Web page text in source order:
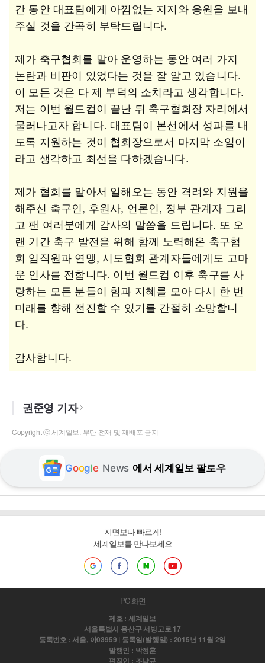
간 동안 대표팀에게 아낌없는 지지와 응원을 보내
주실 것을 간곡히 부탁드립니다.
제가 축구협회를 맡아 운영하는 동안 여러 가지
논란과 비판이 있었다는 것을 잘 알고 있습니다.
이 모든 것은 다 제 부덕의 소치라고 생각합니다.
저는 이번 월드컵이 끝난 뒤 축구협회장 자리에서
물러나고자 합니다. 대표팀이 본선에서 성과를 내
도록 지원하는 것이 협회장으로서 마지막 소임이
라고 생각하고 최선을 다하겠습니다.
제가 협회를 맡아서 일해오는 동안 격려와 지원을
해주신 축구인, 후원사, 언론인, 정부 관계자 그리
고 팬 여러분에게 감사의 말씀을 드립니다. 또 오
랜 기간 축구 발전을 위해 함께 노력해온 축구협
회 임직원과 연맹, 시도협회 관계자들에게도 고마
운 인사를 전합니다. 이번 월드컵 이후 축구를 사
랑하는 모든 분들이 힘과 지혜를 모아 다시 한 번
미래를 향해 전진할 수 있기를 간절히 소망합니
다.
감사합니다.
권준영 기자
Copyright ⓒ 세계일보. 무단 전재 및 재배포 금지
Google News 에서 세계일보 팔로우
지면보다 빠르게!
세계일보를 만나보세요
PC 화면
제호 : 세계일보
서울특별시 용산구 서빙고로 17
등록번호 : 서울, 아03959 | 등록일(발행일) : 2015년 11월 2일
발행인 : 박정훈
편집인 : 조남규